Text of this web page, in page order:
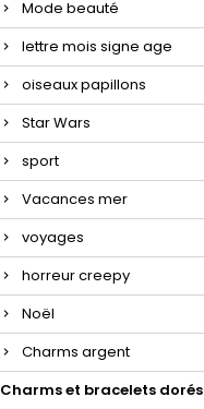
Mode beauté
lettre mois signe age
oiseaux papillons
Star Wars
sport
Vacances mer
voyages
horreur creepy
Noël
Charms argent
Charms et bracelets dorés